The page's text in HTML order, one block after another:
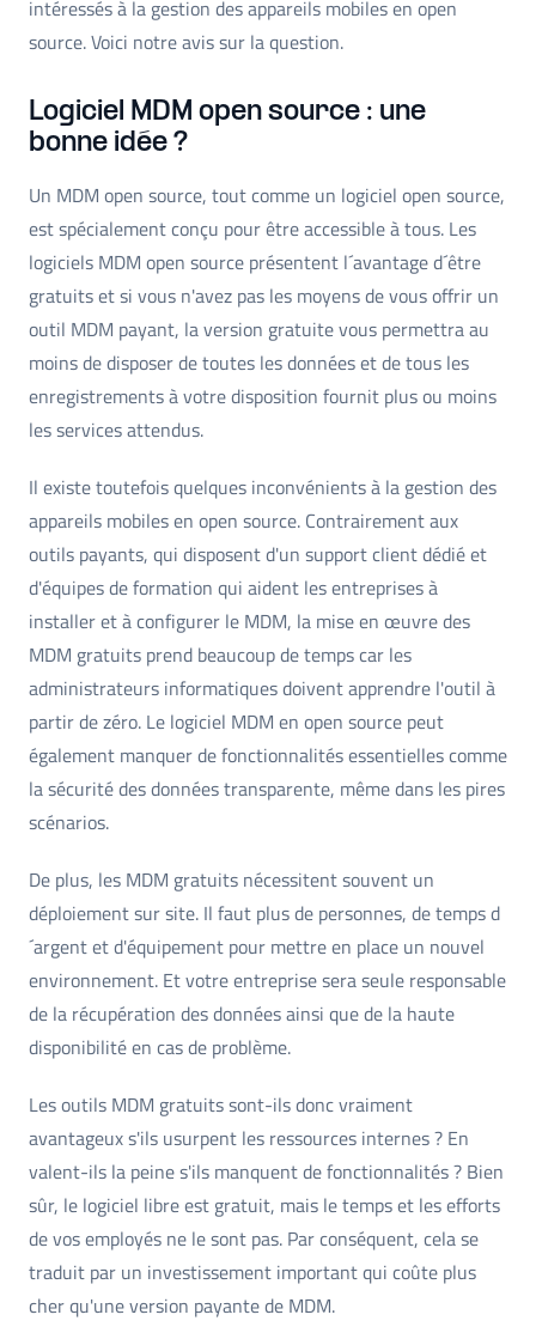
intéressés à la gestion des appareils mobiles en open
source. Voici notre avis sur la question.
Logiciel MDM open source : une
bonne idée ?
Un MDM open source, tout comme un logiciel open source,
est spécialement conçu pour être accessible à tous. Les
logiciels MDM open source présentent l´avantage d´être
gratuits et si vous n'avez pas les moyens de vous offrir un
outil MDM payant, la version gratuite vous permettra au
moins de disposer de toutes les données et de tous les
enregistrements à votre disposition fournit plus ou moins
les services attendus.
Il existe toutefois quelques inconvénients à la gestion des
appareils mobiles en open source. Contrairement aux
outils payants, qui disposent d'un support client dédié et
d'équipes de formation qui aident les entreprises à
installer et à configurer le MDM, la mise en œuvre des
MDM gratuits prend beaucoup de temps car les
administrateurs informatiques doivent apprendre l'outil à
partir de zéro. Le logiciel MDM en open source peut
également manquer de fonctionnalités essentielles comme
la sécurité des données transparente, même dans les pires
scénarios.
De plus, les MDM gratuits nécessitent souvent un
déploiement sur site. Il faut plus de personnes, de temps d
´argent et d'équipement pour mettre en place un nouvel
environnement. Et votre entreprise sera seule responsable
de la récupération des données ainsi que de la haute
disponibilité en cas de problème.
Les outils MDM gratuits sont-ils donc vraiment
avantageux s'ils usurpent les ressources internes ? En
valent-ils la peine s'ils manquent de fonctionnalités ? Bien
sûr, le logiciel libre est gratuit, mais le temps et les efforts
de vos employés ne le sont pas. Par conséquent, cela se
traduit par un investissement important qui coûte plus
cher qu'une version payante de MDM.